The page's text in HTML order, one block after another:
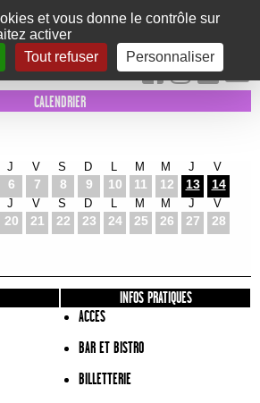
cookies
et vous donne le contrôle sur
activer
Tout refuser Personnaliser
THÉÂTRE KIDS EXPOS EVENTS
CALENDRIER
J
6
V
7
S
8
D
9 10
M
11
M
12
J
13
V
14
J
20
V
21
S
22
D
23 24
M
25
M
26
J
27
V
28
INFOS PRATIQUES
ACCES
BAR ET BISTRO
BILLETTERIE